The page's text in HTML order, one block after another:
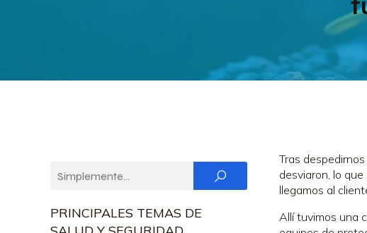
PRINCIPALES TEMAS DE
Tras
desviaron, lo
llegamos al
Allí tuvimos una